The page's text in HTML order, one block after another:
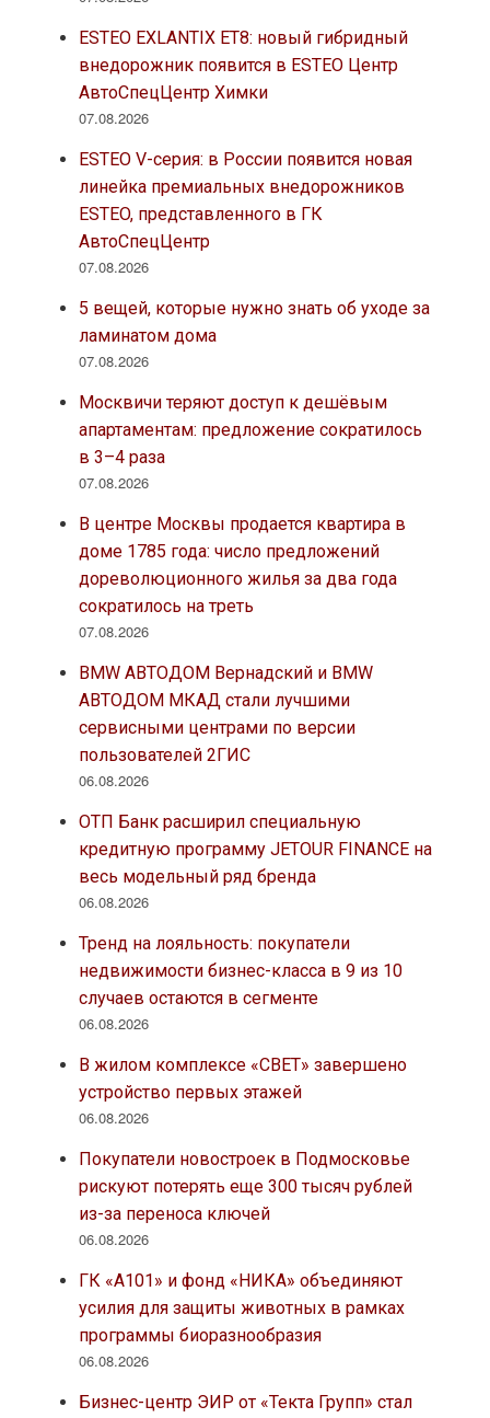
ESTEO EXLANTIX ET8: новый гибридный
внедорожник появится в ESTEO Центр
АвтоСпецЦентр Химки
07.08.2026
ESTEO V-серия: в России появится новая
линейка премиальных внедорожников
ESTEO, представленного в ГК
АвтоСпецЦентр
07.08.2026
5 вещей, которые нужно знать об уходе за
ламинатом дома
07.08.2026
Москвичи теряют доступ к дешёвым
апартаментам: предложение сократилось
в 3–4 раза
07.08.2026
В центре Москвы продается квартира в
доме 1785 года: число предложений
дореволюционного жилья за два года
сократилось на треть
07.08.2026
BMW АВТОДОМ Вернадский и BMW
АВТОДОМ МКАД стали лучшими
сервисными центрами по версии
пользователей 2ГИС
06.08.2026
ОТП Банк расширил специальную
кредитную программу JETOUR FINANCE на
весь модельный ряд бренда
06.08.2026
Тренд на лояльность: покупатели
недвижимости бизнес-класса в 9 из 10
случаев остаются в сегменте
06.08.2026
В жилом комплексе «СВЕТ» завершено
устройство первых этажей
06.08.2026
Покупатели новостроек в Подмосковье
рискуют потерять еще 300 тысяч рублей
из-за переноса ключей
06.08.2026
ГК «А101» и фонд «НИКА» объединяют
усилия для защиты животных в рамках
программы биоразнообразия
06.08.2026
Бизнес-центр ЭИР от «Текта Групп» стал